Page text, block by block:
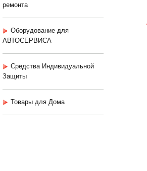
ремонта
Оборудование для
АВТОСЕРВИСА
Средства Индивидуальной
Защиты
Товары для Дома